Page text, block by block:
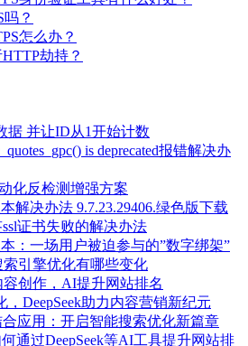
？
怎么办？
劫持？
据 并让ID从1开始计数
is deprecated报错解决办
化反检测增强方案
解决办法 9.7.23.29406.绿色版下载
证书失败的解决办法
：一场用户被迫参与的”数字绑架”
索引擎优化有哪些变化
容创作，AI提升网站排名
，DeepSeek助力内容营销新纪元
合应用：开启智能搜索优化新篇章
通过DeepSeek等AI工具提升网站排